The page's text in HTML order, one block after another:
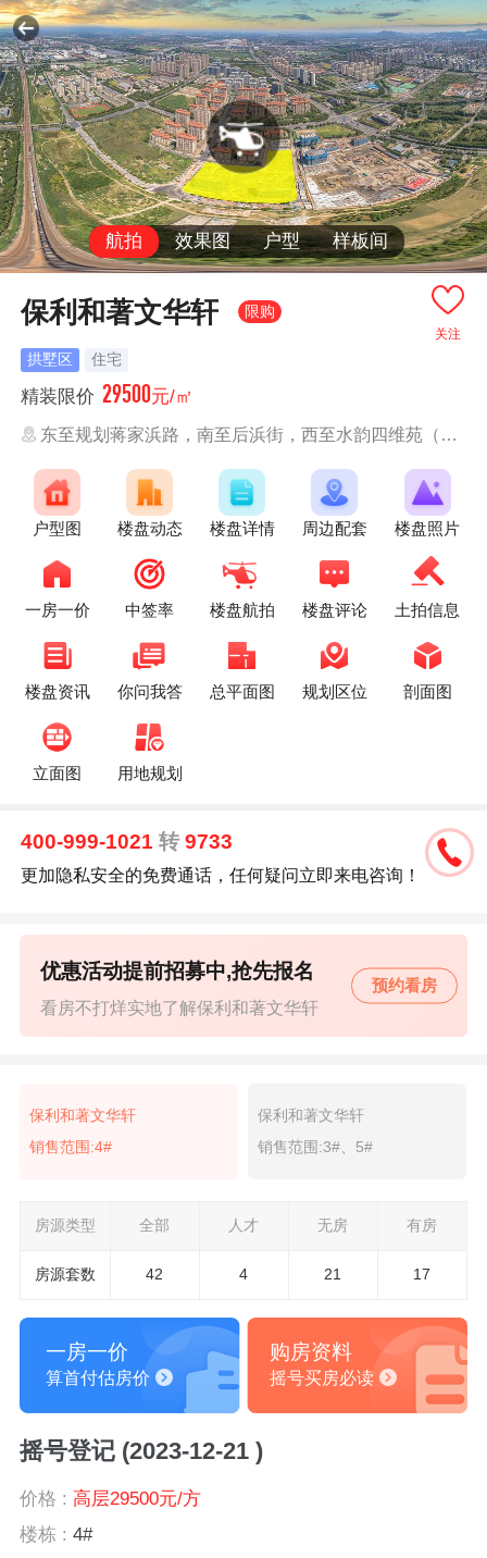
航拍 效果图 户型 样板间
关注
保利和著文华轩 限购
拱墅区 住宅
精装限价 29500元/㎡
东至规划蒋家浜路，南至后浜街，西至水韵四维苑（南区）、康扬路，北至崇...
户型图 楼盘动态 楼盘详情 周边配套 楼盘照片
一房一价 中签率 楼盘航拍 楼盘评论 土拍信息
楼盘资讯 你问我答 总平面图 规划区位 剖面图
立面图 用地规划
400-999-1021转 9733
更加隐私安全的免费通话，任何疑问立即来电咨询！
看房不打烊实地了解保利和著文华轩
优惠活动提前招募中,抢先报名
预约看房
保利和著文华轩
销售范围:4#
保利和著文华轩
销售范围:3#、5#
房源类型 全部 人才 无房 有房
房源套数 42 4 21 17
一房一价
算首付估房价
购房资料
摇号买房必读
摇号登记 (2023-12-21 )
价格 : 高层29500元/方
楼栋 : 4#